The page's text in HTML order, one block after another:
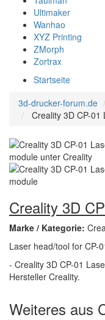
Ultimaker
Wanhao
XYZ Printing
ZMorph
Zortrax
Startseite
3d-drucker-forum.de
Creality 3D CP-01
Creality 3D
Marke / Kategorie:
Laser head/tool for CP-
- Creality 3D CP-01
Hersteller Creality.
Weiteres aus